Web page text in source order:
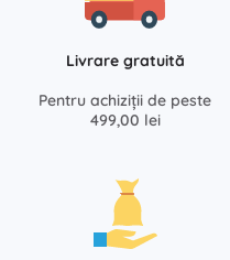
Livrare gratuită
Pentru achiziții de peste
499,00 lei